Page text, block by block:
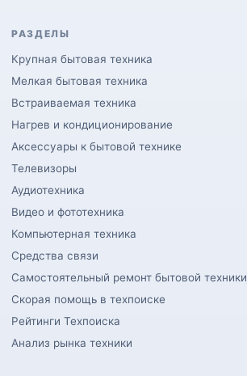
РАЗДЕЛЫ
Крупная бытовая техника
Мелкая бытовая техника
Встраиваемая техника
Нагрев и кондиционирование
Аксессуары к бытовой технике
Телевизоры
Аудиотехника
Видео и фототехника
Компьютерная техника
Средства связи
Самостоятельный ремонт бытовой техники
Скорая помощь в техпоиске
Рейтинги Техпоиска
Анализ рынка техники